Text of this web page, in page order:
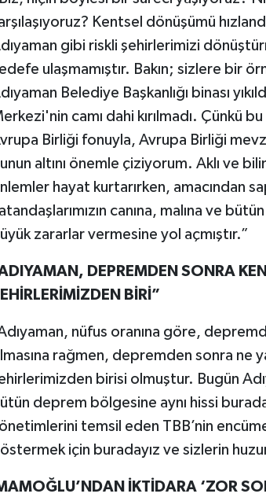
Kentsel dönüşümü
gibi riskli şehirlerimizi
ulaşmamıştır. Bakın; sizlere bir
Belediye Başkanlığı binası
camı dahi kırılmadı. Çünkü
Birliği fonuyla, Avrupa Birliği
altını önemle çiziyorum. Aklı ve
hayat kurtarırken, amacından
canına, malına ve
zararlar vermesine yol açmıştır.”
DEPREMDEN SONRA
BİRİ”
nüfus oranına göre,
rağmen, depremden sonra ne
birisi olmuştur. Bugün
deprem bölgesine aynı hissi
temsil eden TBB’nin
için buradayız ve sizlerin
İKTİDARA ‘ZOR